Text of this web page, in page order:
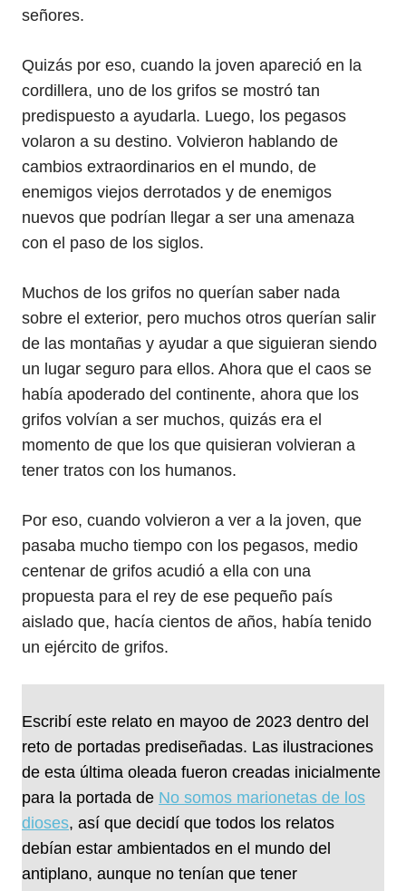
señores.
Quizás por eso, cuando la joven apareció en la
cordillera, uno de los grifos se mostró tan
predispuesto a ayudarla. Luego, los pegasos
volaron a su destino. Volvieron hablando de
cambios extraordinarios en el mundo, de
enemigos viejos derrotados y de enemigos
nuevos que podrían llegar a ser una amenaza
con el paso de los siglos.
Muchos de los grifos no querían saber nada
sobre el exterior, pero muchos otros querían salir
de las montañas y ayudar a que siguieran siendo
un lugar seguro para ellos. Ahora que el caos se
había apoderado del continente, ahora que los
grifos volvían a ser muchos, quizás era el
momento de que los que quisieran volvieran a
tener tratos con los humanos.
Por eso, cuando volvieron a ver a la joven, que
pasaba mucho tiempo con los pegasos, medio
centenar de grifos acudió a ella con una
propuesta para el rey de ese pequeño país
aislado que, hacía cientos de años, había tenido
un ejército de grifos.
Escribí este relato en mayoo de 2023 dentro del
reto de portadas prediseñadas. Las ilustraciones
de esta última oleada fueron creadas inicialmente
para la portada de No somos marionetas de los
dioses, así que decidí que todos los relatos
debían estar ambientados en el mundo del
antiplano, aunque no tenían que tener